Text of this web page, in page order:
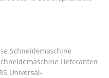
Schneidemaschine
Lieferanten
Universal-